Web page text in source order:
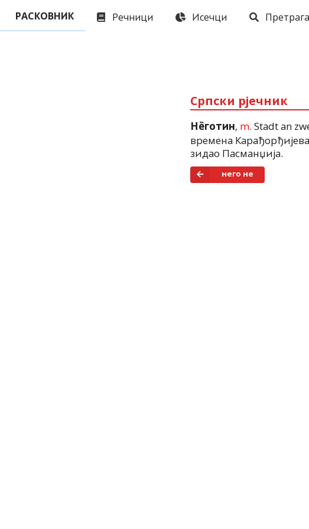
РАСКОВНИК Речници Исечци Претрага
Српски рјечник
Не̏готин, m. Stadt an
времена Карађорђијева
зидао Пасманџија.
него не